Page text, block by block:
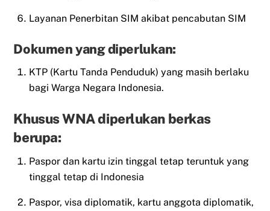
Layanan Penerbitan SIM akibat pencabutan SIM
Dokumen yang diperlukan:
KTP (Kartu Tanda Penduduk) yang masih berlaku
bagi Warga Negara Indonesia.
Khusus WNA diperlukan berkas
berupa:
Paspor dan kartu izin tinggal tetap teruntuk yang
tinggal tetap di Indonesia
Paspor, visa diplomatik, kartu anggota diplomatik,